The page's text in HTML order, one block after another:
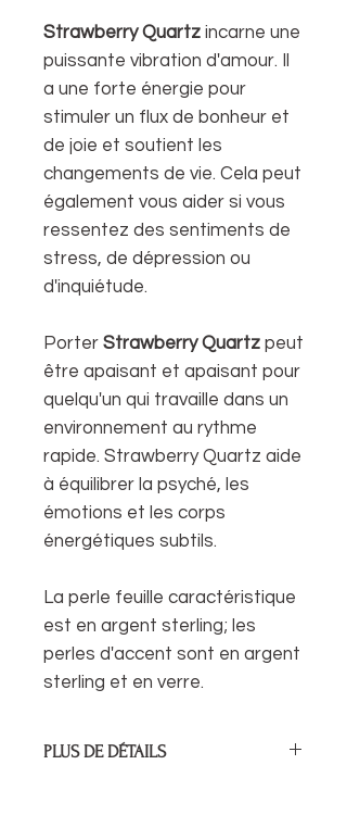
Strawberry Quartz incarne une
puissante vibration d'amour. Il
a une forte énergie pour
stimuler un flux de bonheur et
de joie et soutient les
changements de vie. Cela peut
également vous aider si vous
ressentez des sentiments de
stress, de dépression ou
d'inquiétude.
Porter Strawberry Quartz peut
être apaisant et apaisant pour
quelqu'un qui travaille dans un
environnement au rythme
rapide. Strawberry Quartz aide
à équilibrer la psyché, les
émotions et les corps
énergétiques subtils.
La perle feuille caractéristique
est en argent sterling; les
perles d'accent sont en argent
sterling et en verre.
PLUS DE DÉTAILS